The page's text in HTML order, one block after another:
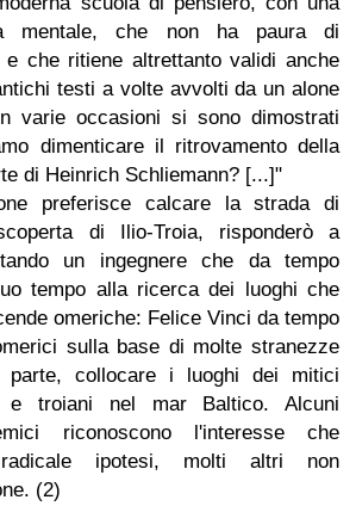
mentale, che non ha paura di
che ritiene altrettanto validi anche
testi a volte avvolti da un alone
varie occasioni si sono dimostrati
dimenticare il ritrovamento della
di Heinrich Schliemann? [...]"
preferisce calcare la strada di
di Ilio-Troia, risponderò a
un ingegnere che da tempo
tempo alla ricerca dei luoghi che
omeriche: Felice Vinci da tempo
sulla base di molte stranezze
parte, collocare i luoghi dei mitici
troiani nel mar Baltico. Alcuni
riconoscono l'interesse che
ipotesi, molti altri non
(2)